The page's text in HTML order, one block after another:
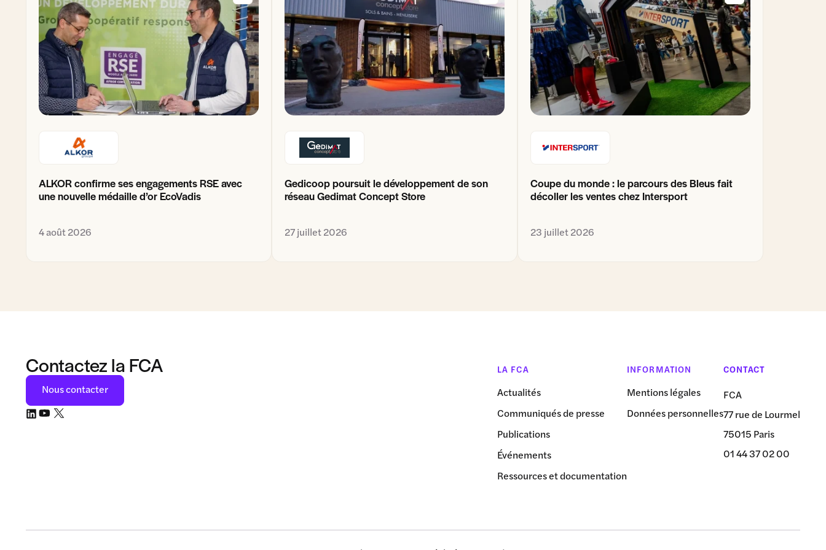
ALKOR confirme ses engagements RSE avec
une nouvelle médaille d’or EcoVadis
4 août 2026
Gedicoop poursuit le développement de son
réseau Gedimat Concept Store
27 juillet 2026
Coupe du monde : le parcours des Bleus fait
décoller les ventes chez Intersport
23 juillet 2026
Contactez la FCA
Nous contacter
LA FCA
Actualités
Communiqués de presse
Publications
Événements
Ressources et documentation
INFORMATION
Mentions légales
Données personnelles
CONTACT
FCA
77 rue de Lourmel
75015 Paris
01 44 37 02 00